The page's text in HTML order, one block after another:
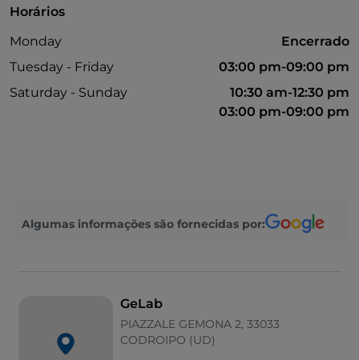
Horários
Monday
Encerrado
Tuesday - Friday
03:00 pm-09:00 pm
Saturday - Sunday
10:30 am-12:30 pm
03:00 pm-09:00 pm
Algumas informações são fornecidas por:
GeLab
PIAZZALE GEMONA 2, 33033
CODROIPO (UD)